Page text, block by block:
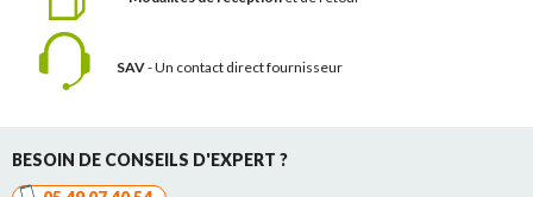
SAV- Un contact direct fournisseur
BESOIN DE CONSEILS D'EXPERT ?